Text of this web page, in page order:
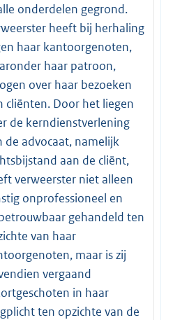
onderdelen gegrond.
heeft bij herhaling
haar kantoorgenoten,
haar patroon,
over haar bezoeken
cliënten. Door het liegen
de kerndienstverlening
de advocaat, namelijk
aan de cliënt,
verweerster niet alleen
onprofessioneel en
gehandeld ten
van haar
maar is zij
vergaand
in haar
ten opzichte van de